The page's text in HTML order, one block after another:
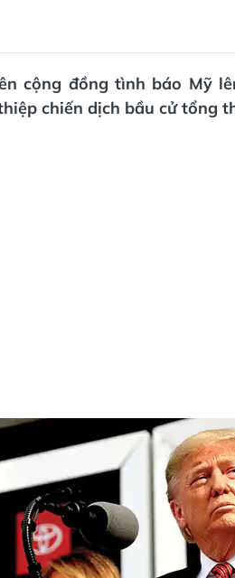
cộng đồng tình báo Mỹ
chiến dịch bầu cử tổng